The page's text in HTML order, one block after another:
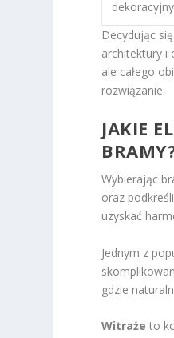
Decydując
architektury i
ale całego
rozwiązanie.
JAKIE
Wybierając
oraz
uzyskać
Jednym z
gdzie
Witraże to